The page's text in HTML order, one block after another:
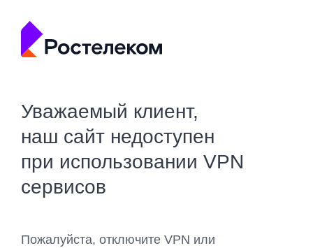
Уважаемый клиент,
наш сайт недоступен
при использовании VPN
сервисов
Пожалуйста, отключите VPN или